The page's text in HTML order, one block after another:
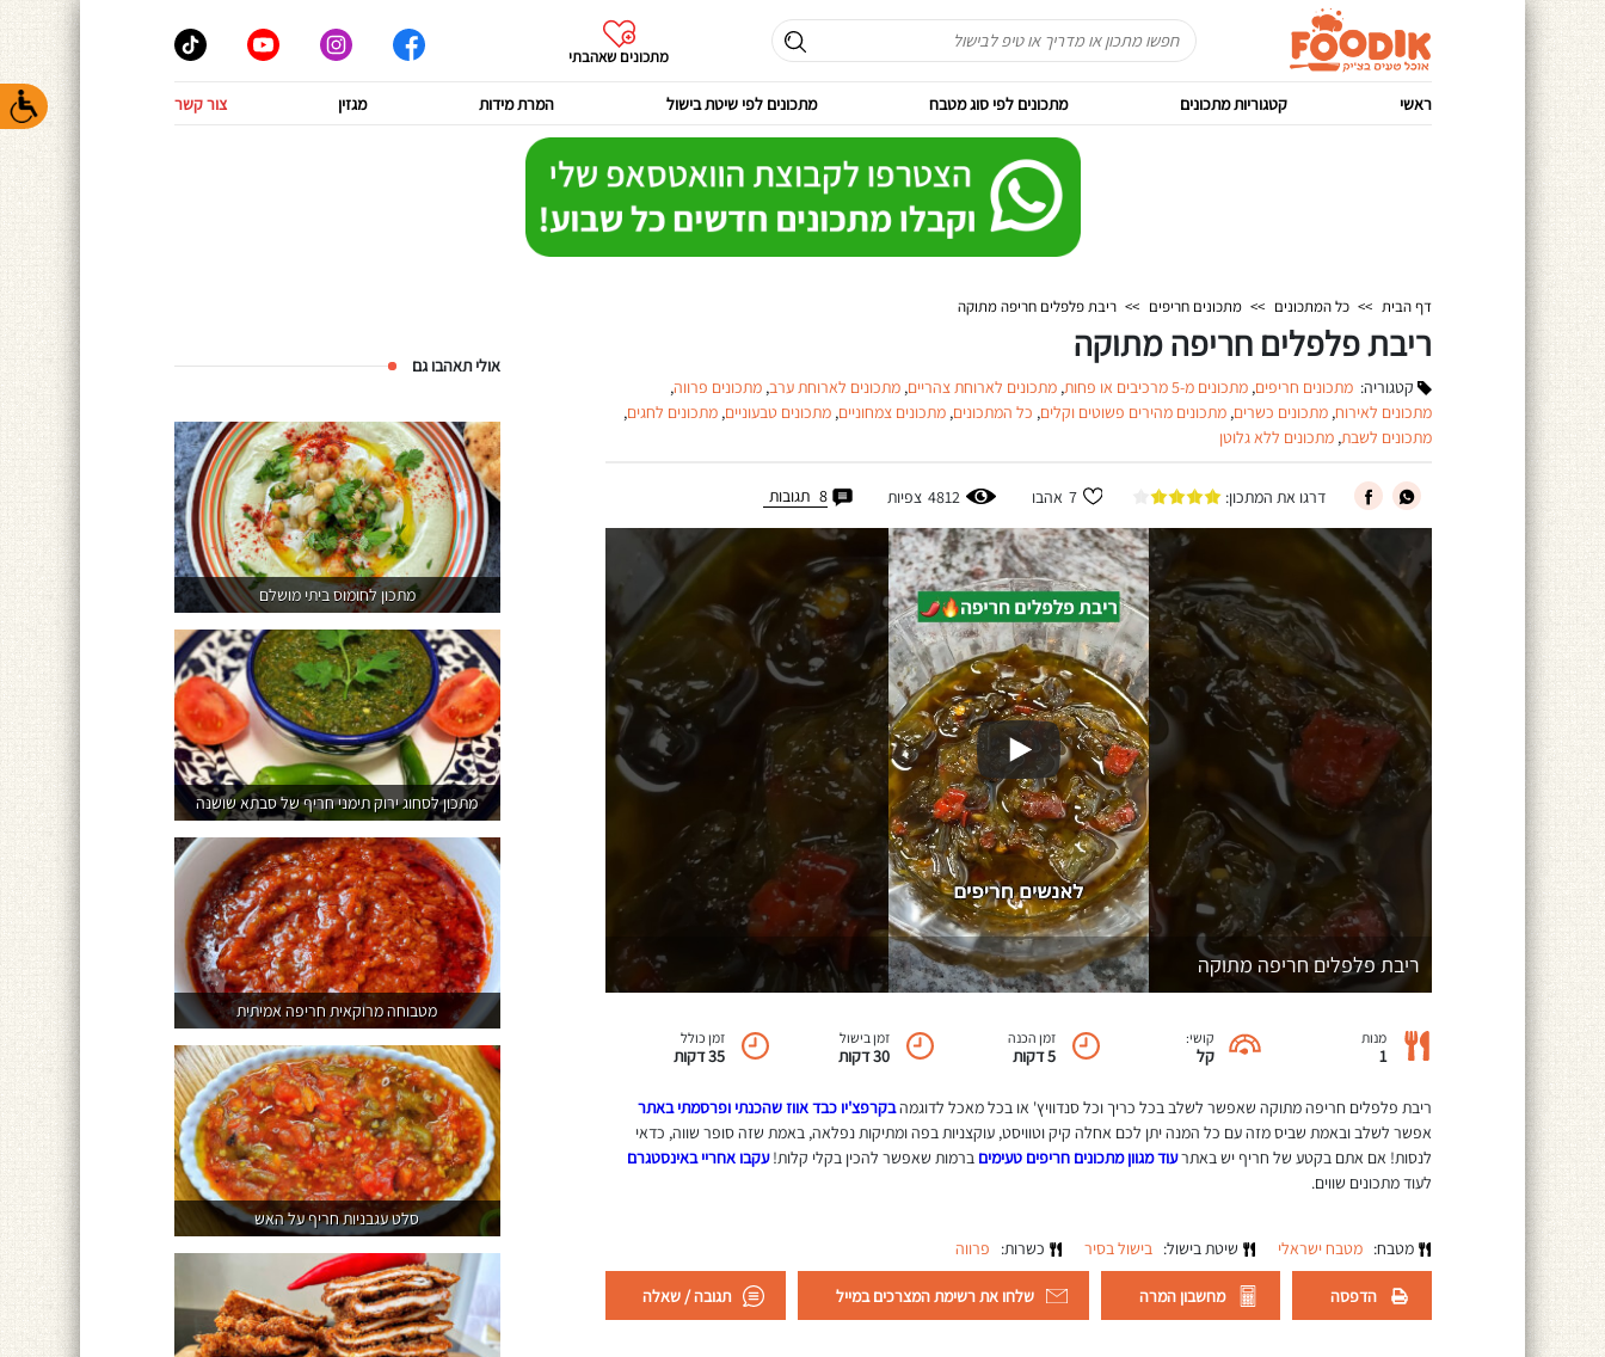
מתכונים שאהבתי
ראשי קטגוריות מתכונים מתכונים לפי סוג מטבח מתכונים לפי שיטת בישול המרת מידות מגזין צור קשר
דף הבית >> כל המתכונים >> מתכונים חריפים >> ריבת פלפלים חריפה מתוקה
ריבת פלפלים חריפה מתוקה
קטגוריה: מתכונים חריפים,מתכונים מ-5 מרכיבים או פחות ,מתכונים לארוחת צהריים,מתכונים לארוחת ערב,מתכונים פרווה,
מתכונים לאירוח,מתכונים כשרים,מתכונים מהירים פשוטים וקלים, כל המתכונים,מתכונים צמחוניים,מתכונים טבעוניים,מתכונים לחגים,
מתכונים לשבת,מתכונים ללא גלוטן
דרגו את המתכון: 7 אהבו 4812 צפיות 8 תגובות
ריבת פלפלים חריפה מתוקה
מנות
1
קושי:
קל
זמן הכנה
5 דקות
זמן בישול
30 דקות
זמן כולל
35 דקות
ריבת פלפלים חריפה מתוקה שאפשר לשלב בכל כריך וכל סנדוויץ' או בכל מאכל לדוגמהבקרפצ'יו כבד אווז שהכנתי ופרסמתי באתר
אפשר לשלב ובאמת שביס מזה עם כל המנה יתן לכם אחלה קיק וטוויסט, עוקצניות בפה ומתיקות נפלאה, באמת שזה סופר שווה, כדאי
לנסות! אם אתם בקטע של חריף יש באתרעוד מגוון מתכונים חריפים טעימים ברמות שאפשר להכין בקלי קלות!עקבו אחריי באינסטגרם
לעוד מתכונים שווים.
מטבח: מטבח ישראלי שיטת בישול: בישול בסיר כשרות: פרווה
הדפסה מחשבון המרה שלחו את רשימת המצרכים במייל תגובה / שאלה
אולי תאהבו גם
מתכון לחומוס ביתי מושלם
מתכון לסחוג ירוק תימני חריף של סבתא שושנה
מטבוחה מרוקאית חריפה אמיתית
סלט עגבניות חריף על האש